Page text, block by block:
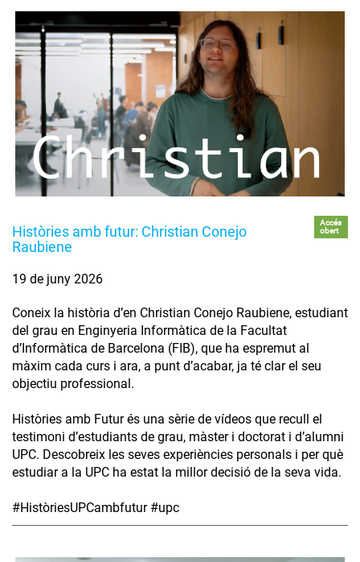
Històries amb futur: Christian Conejo
Raubiene
Accés
obert
19 de juny 2026
Coneix la història d’en Christian Conejo Raubiene, estudiant
del grau en Enginyeria Informàtica de la Facultat
d’Informàtica de Barcelona (FIB), que ha espremut al
màxim cada curs i ara, a punt d’acabar, ja té clar el seu
objectiu professional.
Històries amb Futur és una sèrie de vídeos que recull el
testimoni d’estudiants de grau, màster i doctorat i d’alumni
UPC. Descobreix les seves experiències personals i per què
estudiar a la UPC ha estat la millor decisió de la seva vida.
#HistòriesUPCambfutur #upc